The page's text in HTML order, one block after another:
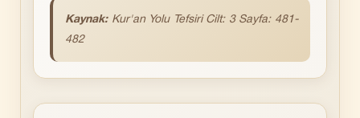
Kaynak: Kur'an Yolu Tefsiri Cilt: 3 Sayfa: 481-
482